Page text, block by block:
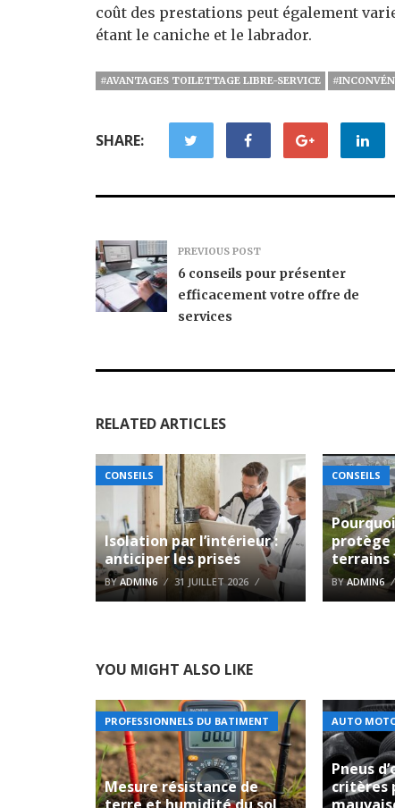
coût des prestations peut également
étant le caniche et le labrador.
#AVANTAGES TOILETTAGE LIBRE-SERVICE
SHARE:
PREVIOUS POST
6 conseils pour présenter
efficacement votre offre de
services
RELATED ARTICLES
CONSEILS
Isolation par l’intérieur :
anticiper les prises
BYADMIN6 31 JUILLET 2026
CONSEILS
protège
terrains
BYADMIN6
YOU MIGHT ALSO LIKE
PROFESSIONNELS DU BATIMENT
Mesure résistance de
AUTO
Pneus
critères